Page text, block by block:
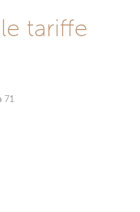
tariffe
71